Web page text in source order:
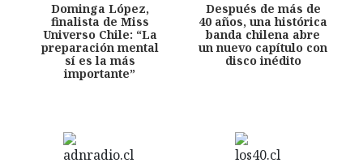
Dominga López,
finalista de Miss
Universo Chile: “La
preparación mental
sí es la más
importante”
Después de más de
40 años, una histórica
banda chilena abre
un nuevo capítulo con
disco inédito